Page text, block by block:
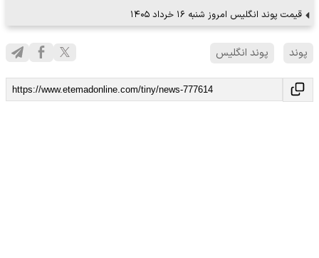
قیمت پوند انگلیس امروز شنبه ۱۶ خرداد ۱۴۰۵
پوند پوند انگلیس